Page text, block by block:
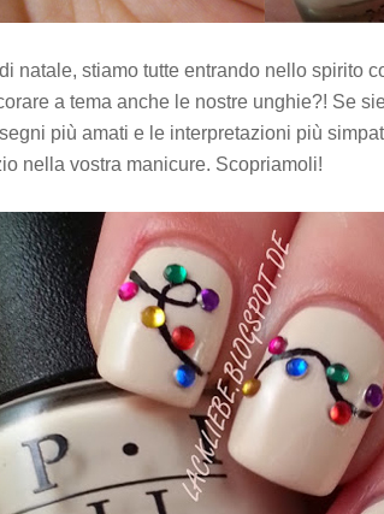
natale, stiamo tutte entrando nello spirito
a tema anche le nostre unghie?! Se
più amati e le interpretazioni più
nella vostra manicure. Scopriamoli!